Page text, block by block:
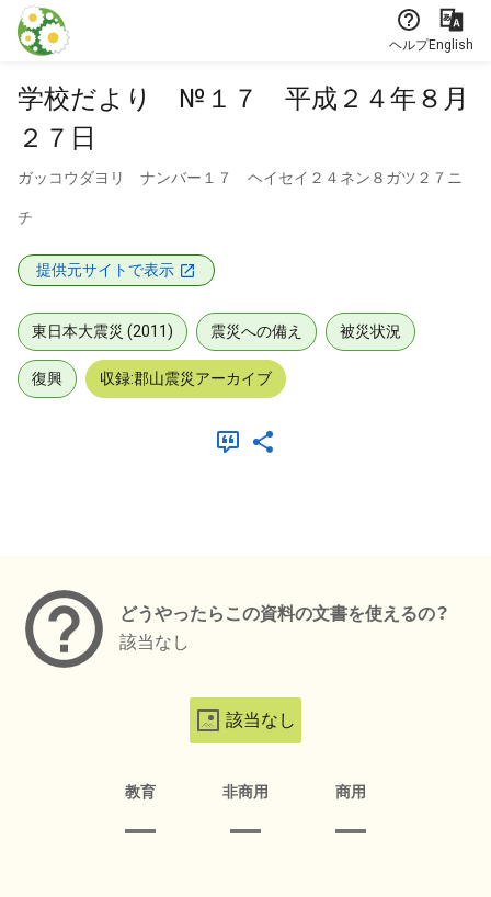
本文に飛ぶ
ヘルプEnglish
学校だより №１７ 平成２４年８月
２７日
ガッコウダヨリ ナンバー１７ ヘイセイ２４ネン８ガツ２７ニ
チ
提供元サイトで表示
東日本大震災 (2011) 震災への備え 被災状況
復興 収録:郡山震災アーカイブ
どうやったらこの資料の文書を使えるの？
該当なし
該当なし
教育 非商用 商用